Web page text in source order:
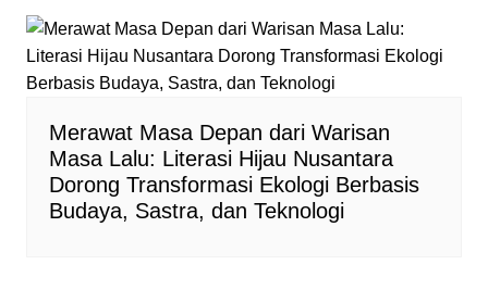
Merawat Masa Depan dari Warisan
Masa Lalu: Literasi Hijau Nusantara
Dorong Transformasi Ekologi Berbasis
Budaya, Sastra, dan Teknologi